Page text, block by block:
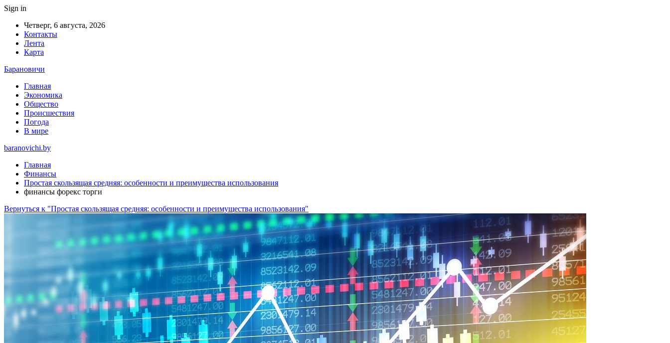
Sign in
Четверг, 6 августа, 2026
Контакты
Лента
Карта
Барановичи
Главная
Экономика
Общество
Происшествия
Погода
В мире
baranovichi.by
Главная
Финансы
Простая скользящая средняя: особенности и преимущества использования
финансы форекс торги
Вернуться к "Простая скользящая средняя: особенности и преимущества использования"